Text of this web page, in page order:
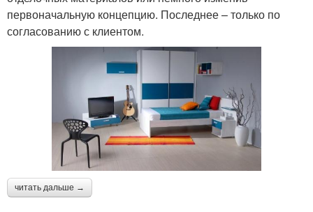
первоначальную концепцию. Последнее – только по
согласованию с клиентом.
читать дальше →